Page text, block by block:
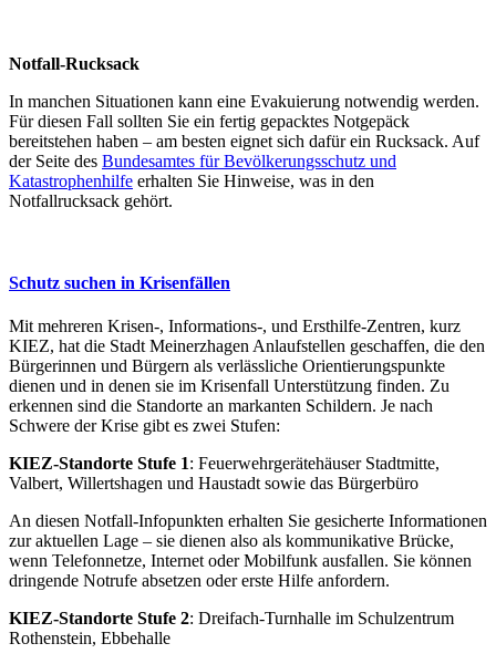
Notfall-Rucksack
In manchen Situationen kann eine Evakuierung notwendig werden.
Für diesen Fall sollten Sie ein fertig gepacktes Notgepäck
bereitstehen haben – am besten eignet sich dafür ein Rucksack. Auf
der Seite des Bundesamtes für Bevölkerungsschutz und
Katastrophenhilfe erhalten Sie Hinweise, was in den
Notfallrucksack gehört.
Schutz suchen in Krisenfällen
Mit mehreren Krisen-, Informations-, und Ersthilfe-Zentren, kurz
KIEZ, hat die Stadt Meinerzhagen Anlaufstellen geschaffen, die den
Bürgerinnen und Bürgern als verlässliche Orientierungspunkte
dienen und in denen sie im Krisenfall Unterstützung finden. Zu
erkennen sind die Standorte an markanten Schildern. Je nach
Schwere der Krise gibt es zwei Stufen:
KIEZ-Standorte Stufe 1: Feuerwehrgerätehäuser Stadtmitte,
Valbert, Willertshagen und Haustadt sowie das Bürgerbüro
An diesen Notfall-Infopunkten erhalten Sie gesicherte Informationen
zur aktuellen Lage – sie dienen also als kommunikative Brücke,
wenn Telefonnetze, Internet oder Mobilfunk ausfallen. Sie können
dringende Notrufe absetzen oder erste Hilfe anfordern.
KIEZ-Standorte Stufe 2: Dreifach-Turnhalle im Schulzentrum
Rothenstein, Ebbehalle